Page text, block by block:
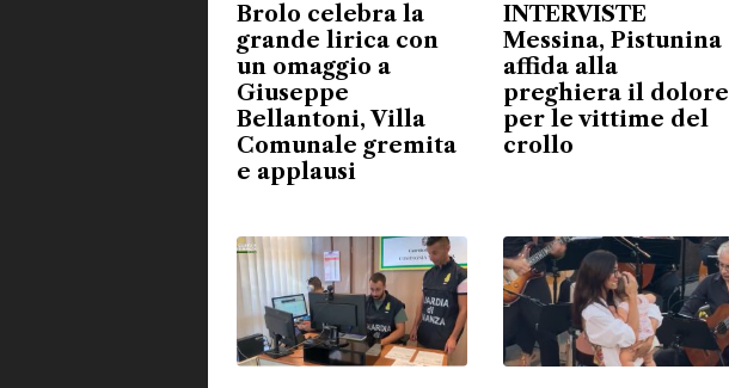
Brolo celebra la
grande lirica con
un omaggio a
Giuseppe
Bellantoni, Villa
Comunale gremita
e applausi
INTERVISTE
Messina, Pistunina
affida alla
preghiera il dolore
per le vittime del
crollo